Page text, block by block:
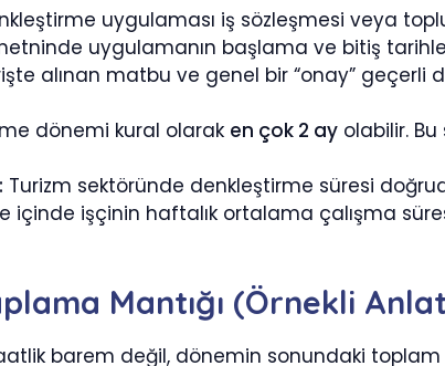
uygulaması iş sözleşmesi veya
uygulamanın başlama ve bitiş
alınan matbu ve genel bir “onay” geçerli
dönemi kural olarak en çok 2 ay olabilir.
Turizm sektöründe denkleştirme süresi
içinde işçinin haftalık ortalama çalışma
Mantığı (Örnekli
barem değil, dönemin sonundaki toplam